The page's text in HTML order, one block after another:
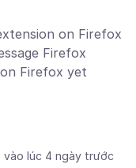
on Firefox
Firefox
Firefox yet
vào lúc 4 ngày trước